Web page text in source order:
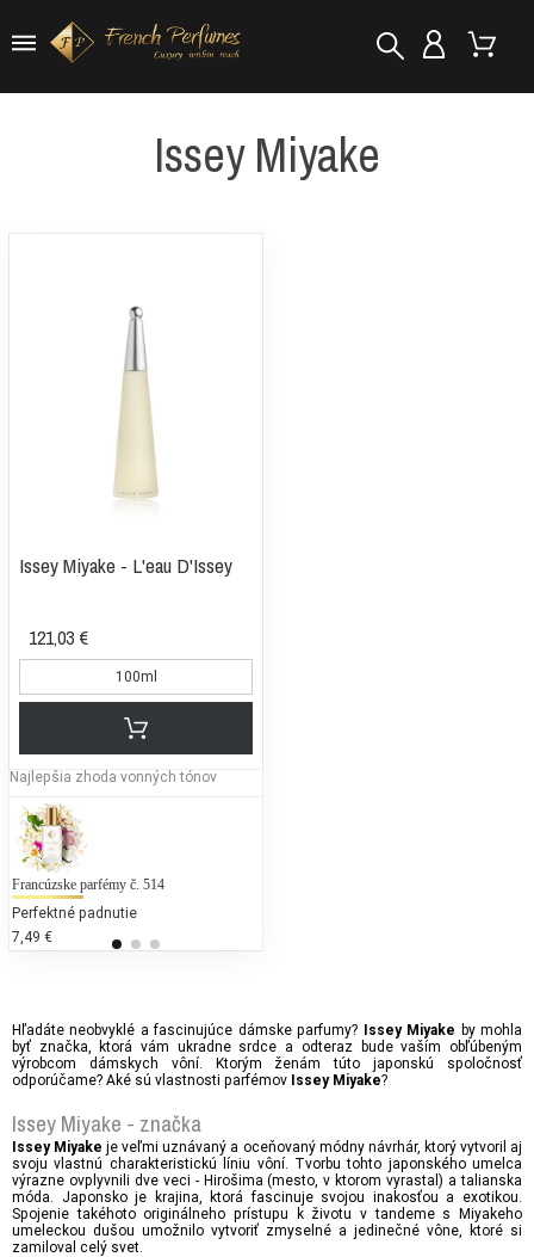
Issey Miyake
Issey Miyake - L'eau D'Issey
121,03 €
100ml
Najlepšia zhoda vonných tónov
Francúzske parfémy č. 514
Perfektné padnutie
7,49 €
Hľadáte neobvyklé a fascinujúce dámske parfumy? Issey Miyake by mohla
byť značka, ktorá vám ukradne srdce a odteraz bude vaším obľúbeným
výrobcom dámskych vôní. Ktorým ženám túto japonskú spoločnosť
odporúčame? Aké sú vlastnosti parfémov Issey Miyake?
Issey Miyake - značka
Issey Miyake je veľmi uznávaný a oceňovaný módny návrhár, ktorý vytvoril aj
svoju vlastnú charakteristickú líniu vôní. Tvorbu tohto japonského umelca
výrazne ovplyvnili dve veci - Hirošima (mesto, v ktorom vyrastal) a talianska
móda. Japonsko je krajina, ktorá fascinuje svojou inakosťou a exotikou.
Spojenie takéhoto originálneho prístupu k životu v tandeme s Miyakeho
umeleckou dušou umožnilo vytvoriť zmyselné a jedinečné vône, ktoré si
zamiloval celý svet.